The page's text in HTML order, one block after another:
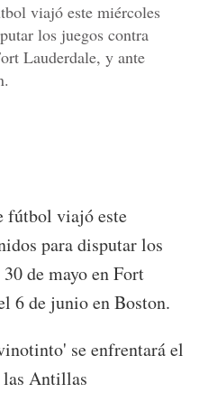
viajó este miércoles
los juegos contra
Lauderdale, y ante
fútbol viajó este
para disputar los
de mayo en Fort
6 de junio en Boston.
se enfrentará el
las Antillas